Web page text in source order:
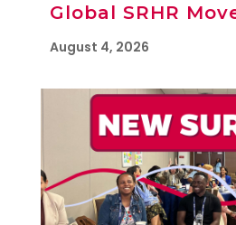
Global SRHR
August 4, 2026